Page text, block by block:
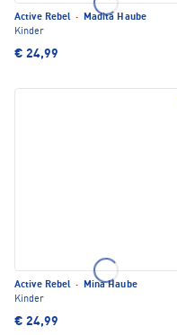
Active Rebel ·
Madita Haube
Kinder
€ 24,99
Active Rebel ·
Mina Haube
Kinder
€ 24,99